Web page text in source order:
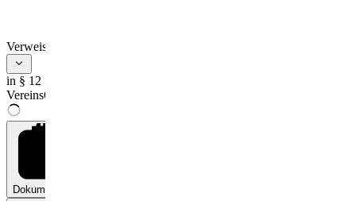
Verweise
in § 12
VereinsG
Dokumente